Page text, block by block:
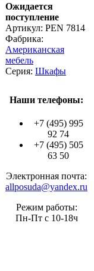
Ожидается
поступление
Артикул: PEN 7814
Фабрика:
Американская
мебель
Серия: Шкафы
Наши телефоны:
+7 (495) 995
92 74
+7 (495) 505
63 50
Электронная почта:
allposuda@yandex.ru
Режим работы:
Пн-Пт с 10-18ч